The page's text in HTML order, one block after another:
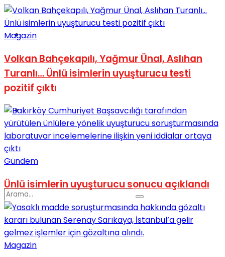
Spor
Podcast
Magazin
Volkan Bahçekapılı, Yağmur Ünal, Aslıhan
Turanlı… Ünlü isimlerin uyuşturucu testi
pozitif çıktı
Gündem
Ünlü isimlerin uyuşturucu sonucu açıklandı
Magazin